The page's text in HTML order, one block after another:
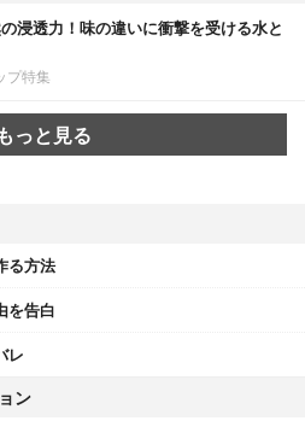
浸透力！味の違いに衝撃を受ける水と
プ特集
もっと見る
る方法
を告白
レ
ン